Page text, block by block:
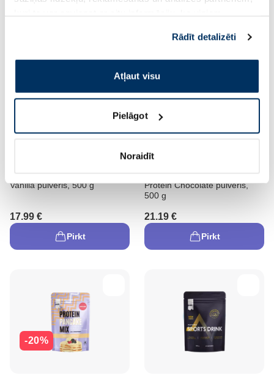
pakalpojumus. Ja piekrītat šo papildu sīkdatņu
izmantošanai, lūdzu, atzīmējiet savu izvēli:
Rādīt detalizēti
Atļaut visu
Pielāgot
Noraidīt
Pirkt Pirkt
Vanilla pulveris, 500 g
17.99 €
Pirkt
Protein Chocolate pulveris,
500 g
21.19 €
Pirkt
-20%